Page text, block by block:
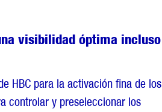
visibilidad óptima incluso
HBC para la activación fina de los
controlar y preseleccionar los